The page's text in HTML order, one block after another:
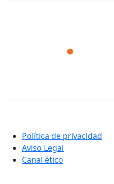
Política de privacidad
Aviso Legal
Canal ético